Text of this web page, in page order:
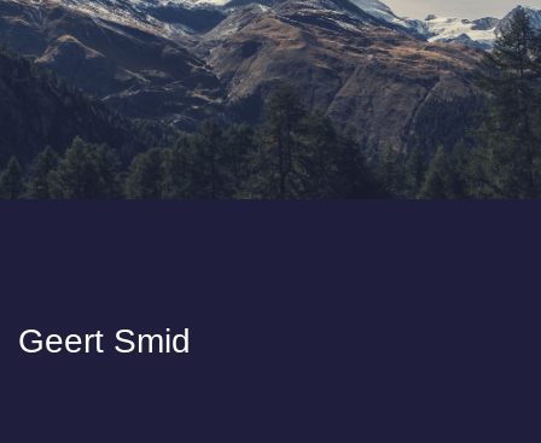
Geert Smid